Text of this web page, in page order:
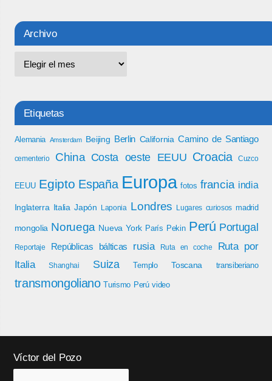
Archivo
Etiquetas
Alemania Amsterdam Beijing Berlin California Camino de Santiago
cementerio China Costa oeste EEUU Croacia Cuzco
EEUU Egipto España Europa fotos francia india
Inglaterra Italia Japón Laponia Londres Lugares curiosos madrid
mongolia Noruega Nueva York París Pekin Perú Portugal
Reportaje Repúblicas bálticas rusia Ruta en coche
Ruta por
Italia
Shanghai Suiza Templo Toscana transiberiano
transmongoliano Turismo Perú video
Víctor del Pozo